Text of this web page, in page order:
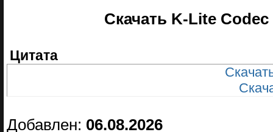
Скачать K-Lite Codec
Цитата
Добавлен: 06.08.2026